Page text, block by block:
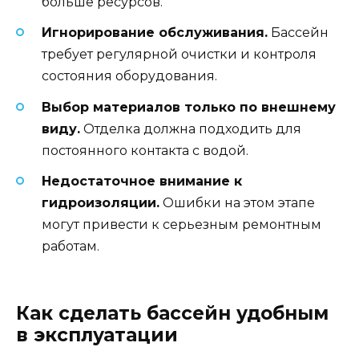
Игнорирование обслуживания. Бассейн
требует регулярной очистки и контроля
состояния оборудования.
Выбор материалов только по внешнему
виду. Отделка должна подходить для
постоянного контакта с водой.
Недостаточное внимание к
гидроизоляции. Ошибки на этом этапе
могут привести к серьезным ремонтным
работам.
Как сделать бассейн удобным
в эксплуатации